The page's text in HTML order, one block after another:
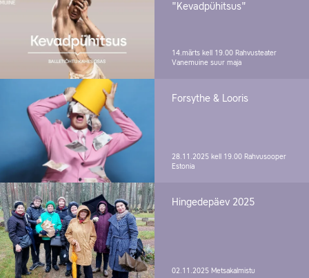
"Kevadpühitsus"
14.märts kell 19.00 Rahvusteater
Vanemuine suur maja
Forsythe & Looris
28.11.2025 kell 19.00 Rahvusooper
Estonia
Hingedepäev 2025
02.11.2025 Metsakalmistu